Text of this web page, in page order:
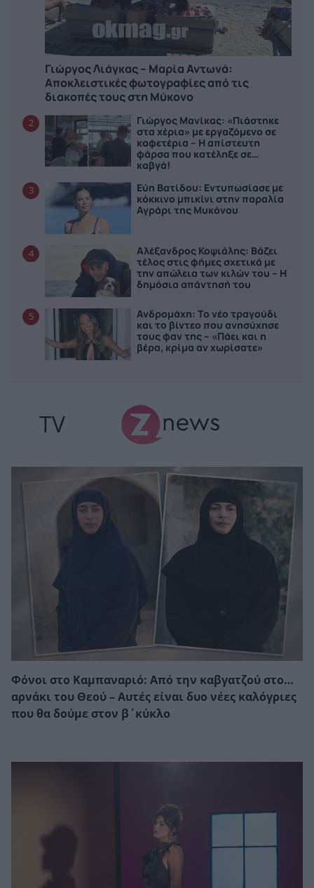
Γιώργος Λιάγκας – Μαρία Αντωνά:
Αποκλειστικές φωτογραφίες από τις
διακοπές τους στη Μύκονο
2
Γιώργος Μανίκας: «Πιάστηκε
στα χέρια» με εργαζόμενο σε
καφετέρια – Η απίστευτη
φάρσα που κατέληξε σε…
καβγά!
3
Εύη Βατίδου: Εντυπωσίασε με
κόκκινο μπικίνι στην παραλία
Αγράρι της Μυκόνου
4
Αλέξανδρος Κοψιάλης: Βάζει
τέλος στις φήμες σχετικά με
την απώλεια των κιλών του – Η
δημόσια απάντησή του
5
Ανδρομάχη: Το νέο τραγούδι
και το βίντεο που ανησύχησε
τους φαν της – «Πάει και η
βέρα, κρίμα αν χωρίσατε»
TV
Φόνοι στο Καμπαναριό: Από την καβγατζού στο…
αρνάκι του Θεού – Αυτές είναι δυο νέες καλόγριες
που θα δούμε στον β΄κύκλο